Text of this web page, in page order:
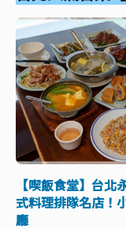
【喫飯食堂】台
式料理排隊名店！
廳